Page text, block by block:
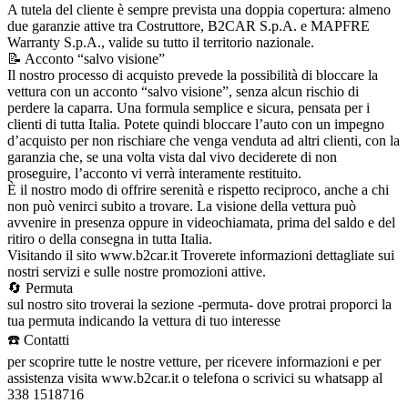
A tutela del cliente è sempre prevista una doppia copertura: almeno
due garanzie attive tra Costruttore, B2CAR S.p.A. e MAPFRE
Warranty S.p.A., valide su tutto il territorio nazionale.
📝 Acconto “salvo visione”
Il nostro processo di acquisto prevede la possibilità di bloccare la
vettura con un acconto “salvo visione”, senza alcun rischio di
perdere la caparra. Una formula semplice e sicura, pensata per i
clienti di tutta Italia. Potete quindi bloccare l’auto con un impegno
d’acquisto per non rischiare che venga venduta ad altri clienti, con la
garanzia che, se una volta vista dal vivo deciderete di non
proseguire, l’acconto vi verrà interamente restituito.
È il nostro modo di offrire serenità e rispetto reciproco, anche a chi
non può venirci subito a trovare. La visione della vettura può
avvenire in presenza oppure in videochiamata, prima del saldo e del
ritiro o della consegna in tutta Italia.
Visitando il sito www.b2car.it Troverete informazioni dettagliate sui
nostri servizi e sulle nostre promozioni attive.
🔄 Permuta
sul nostro sito troverai la sezione -permuta- dove protrai proporci la
tua permuta indicando la vettura di tuo interesse
☎️ Contatti
per scoprire tutte le nostre vetture, per ricevere informazioni e per
assistenza visita www.b2car.it o telefona o scrivici su whatsapp al
338 1518716